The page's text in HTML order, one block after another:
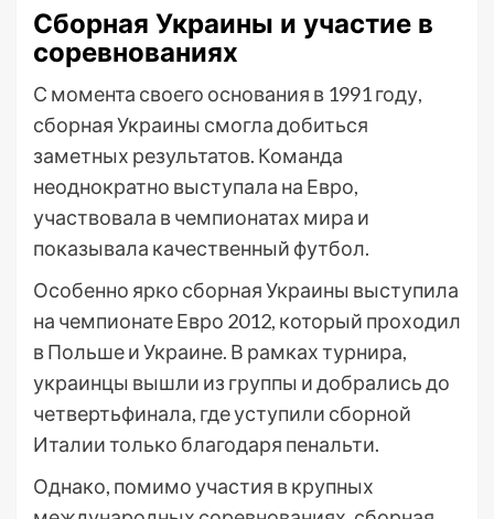
Сборная Украины и участие в
соревнованиях
С момента своего основания в 1991 году,
сборная Украины смогла добиться
заметных результатов. Команда
неоднократно выступала на Евро,
участвовала в чемпионатах мира и
показывала качественный футбол.
Особенно ярко сборная Украины выступила
на чемпионате Евро 2012, который проходил
в Польше и Украине. В рамках турнира,
украинцы вышли из группы и добрались до
четвертьфинала, где уступили сборной
Италии только благодаря пенальти.
Однако, помимо участия в крупных